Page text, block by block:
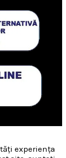
experiența